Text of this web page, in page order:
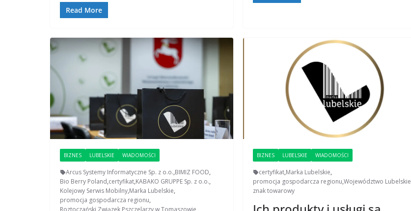
Read More
BIZNES LUBELSKIE WIADOMOŚCI
Arcus Systemy Informatyczne Sp. z o.o.,BIMIZ FOOD,
Bio Berry Poland,certyfikat,KABAKO GRUPPE Sp. z o.o.,
Kolejowy Serwis Mobilny,Marka Lubelskie,
promocja gospodarcza regionu,
BIZNES LUBELSKIE WIADOMOŚCI
certyfikat,Marka Lubelskie,
promocja gospodarcza regionu,Województwo Lubelskie
znak towarowy